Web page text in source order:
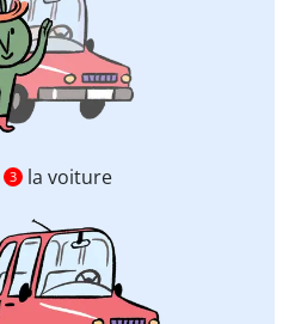
3 la voiture